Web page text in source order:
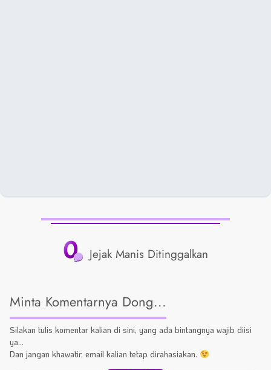
0 Jejak Manis Ditinggalkan
Minta Komentarnya Dong...
Silakan tulis komentar kalian di sini, yang ada bintangnya wajib diisi
ya...
Dan jangan khawatir, email kalian tetap dirahasiakan.